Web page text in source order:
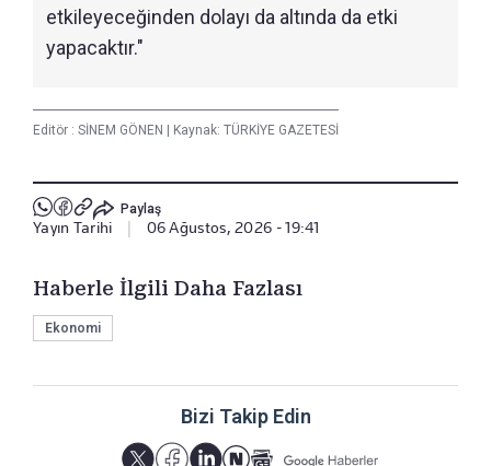
etkileyeceğinden dolayı da altında da etki
yapacaktır."
Editör : SİNEM GÖNEN Kaynak: TÜRKİYE GAZETESİ
Paylaş
Yayın Tarihi 06 Ağustos, 2026 - 19:41
Haberle İlgili Daha Fazlası
Ekonomi
Bizi Takip Edin